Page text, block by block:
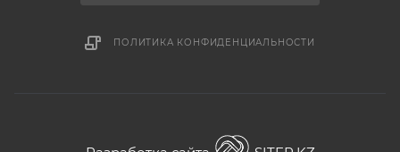
ПОЛИТИКА КОНФИДЕНЦИАЛЬНОСТИ